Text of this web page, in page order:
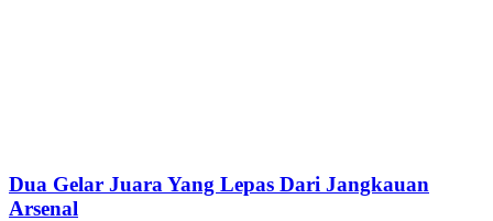
Dua Gelar Juara Yang Lepas Dari Jangkauan
Arsenal